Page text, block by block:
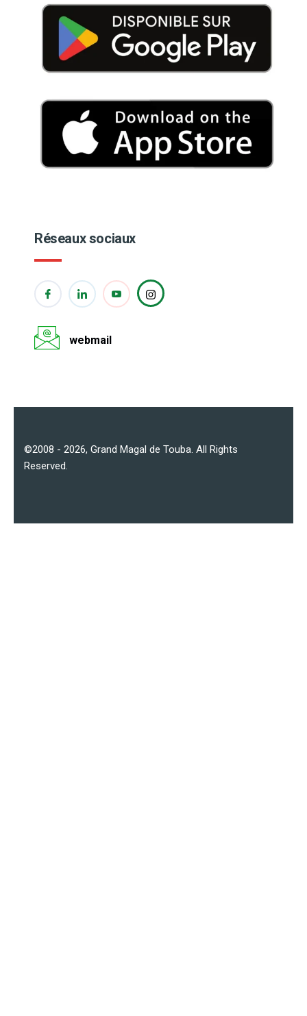
Réseaux sociaux
webmail
©2008 - 2026, Grand Magal de Touba. All Rights
Reserved.